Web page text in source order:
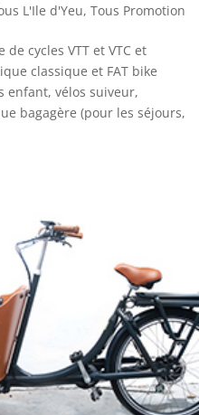
L'Ile d'Yeu, Tous Promotion
cycles VTT et VTC et
classique et FAT bike
enfant, vélos suiveur,
bagagère (pour les séjours,